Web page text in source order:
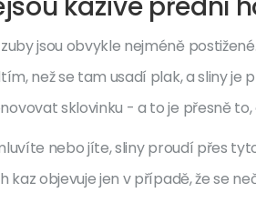
jsou obvykle nejméně
než se tam usadí plak, a sliny je
sklovinku - a to je přesně
nebo jíte, sliny proudí přes
kaz objevuje jen v případě, že se